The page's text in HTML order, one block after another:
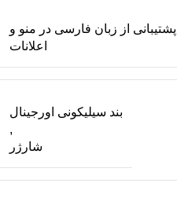
پشتیبانی از زبان فارسی در منو و
اعلانات
بند سیلیکونی اورجینال
,
شارژر